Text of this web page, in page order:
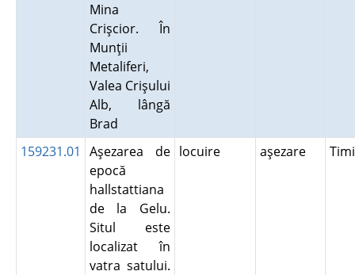
Mina
Crişcior. În
Munţii
Metaliferi,
Valea Crişului
Alb, lângă
Brad
159231.01
Aşezarea de
epocă
hallstattiana
de la Gelu.
Situl este
localizat în
vatra satului.
locuire aşezare